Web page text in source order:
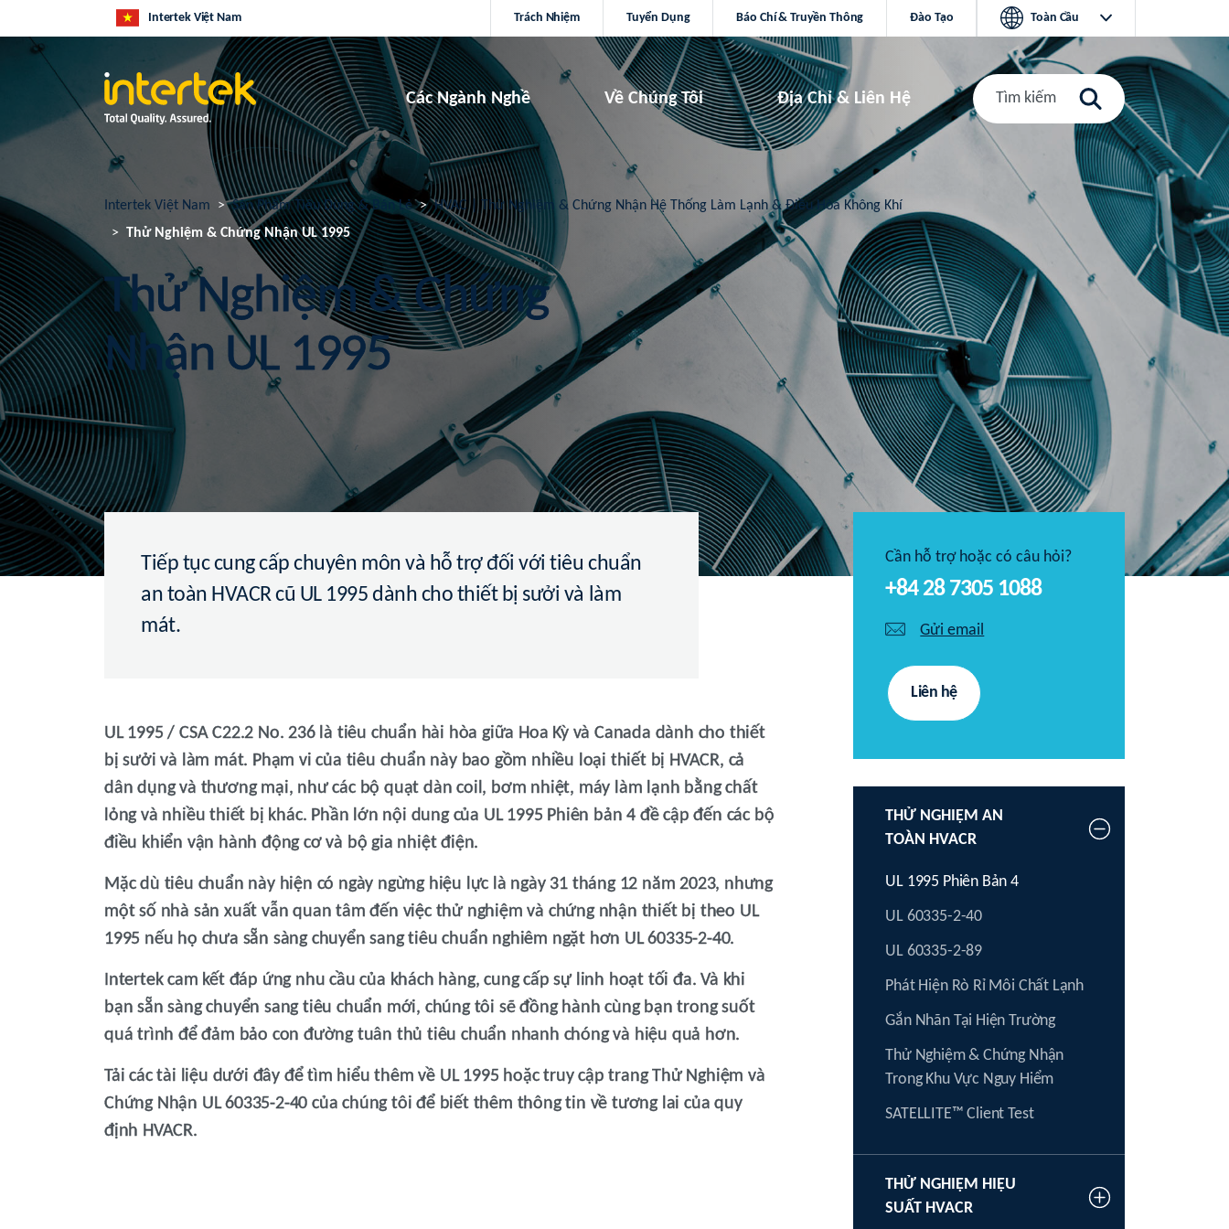
Các Ngành Nghề Về Chúng Tôi Địa Chỉ & Liên Hệ
Intertek Việt Nam Trách Nhiệm Tuyển Dụng Báo Chí & Truyền Thông Đào Tạo Toàn Cầu
Tìm kiếm
Intertek Việt Nam Sản Phẩm Tiêu Dùng & Bán Lẻ
HVAC | Thử Nghiệm & Chứng Nhận Hệ Thống Làm Lạnh & Điều Hòa Không Khí
Thử Nghiệm & Chứng Nhận UL 1995
Thử Nghiệm & Chứng
Nhận UL 1995
Tiếp tục cung cấp chuyên môn và hỗ trợ đối với tiêu chuẩn
an toàn HVACR cũ UL 1995 dành cho thiết bị sưởi và làm
mát.
UL 1995 / CSA C22.2 No. 236 là tiêu chuẩn hài hòa giữa Hoa Kỳ và Canada dành cho thiết
bị sưởi và làm mát. Phạm vi của tiêu chuẩn này bao gồm nhiều loại thiết bị HVACR, cả
dân dụng và thương mại, như các bộ quạt dàn coil, bơm nhiệt, máy làm lạnh bằng chất
lỏng và nhiều thiết bị khác. Phần lớn nội dung của UL 1995 Phiên bản 4 đề cập đến các bộ
điều khiển vận hành động cơ và bộ gia nhiệt điện.
Mặc dù tiêu chuẩn này hiện có ngày ngừng hiệu lực là ngày 31 tháng 12 năm 2023, nhưng
một số nhà sản xuất vẫn quan tâm đến việc thử nghiệm và chứng nhận thiết bị theo UL
1995 nếu họ chưa sẵn sàng chuyển sang tiêu chuẩn nghiêm ngặt hơn UL 60335-2-40.
Intertek cam kết đáp ứng nhu cầu của khách hàng, cung cấp sự linh hoạt tối đa. Và khi
bạn sẵn sàng chuyển sang tiêu chuẩn mới, chúng tôi sẽ đồng hành cùng bạn trong suốt
quá trình để đảm bảo con đường tuân thủ tiêu chuẩn nhanh chóng và hiệu quả hơn.
Tải các tài liệu dưới đây để tìm hiểu thêm về UL 1995 hoặc truy cập trang Thử Nghiệm và
Chứng Nhận UL 60335-2-40 của chúng tôi để biết thêm thông tin về tương lai của quy
định HVACR.
Cần hỗ trợ hoặc có câu hỏi?
+84 28 7305 1088
Gửi email
Liên hệ
THỬ NGHIỆM AN
TOÀN HVACR
UL 1995 Phiên Bản 4
UL 60335-2-40
UL 60335-2-89
Phát Hiện Rò Rỉ Môi Chất Lạnh
Gắn Nhãn Tại Hiện Trường
Thử Nghiệm & Chứng Nhận
Trong Khu Vực Nguy Hiểm
SATELLITE™ Client Test
THỬ NGHIỆM HIỆU
SUẤT HVACR